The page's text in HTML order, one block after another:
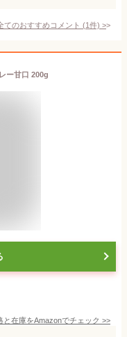
てのおすすめコメント (1件) >
ー甘口 200g
と在庫をAmazonでチェック >>